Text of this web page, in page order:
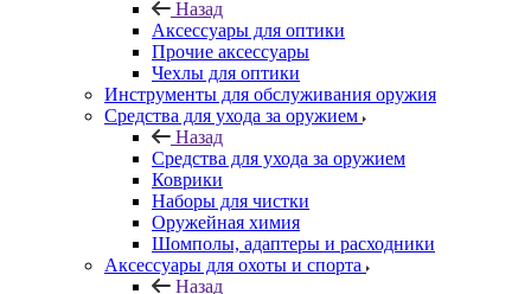
Назад
Аксессуары для оптики
Прочие аксессуары
Чехлы для оптики
Инструменты для обслуживания оружия
Средства для ухода за оружием
Назад
Средства для ухода за оружием
Коврики
Наборы для чистки
Оружейная химия
Шомполы, адаптеры и расходники
Аксессуары для охоты и спорта
Назад